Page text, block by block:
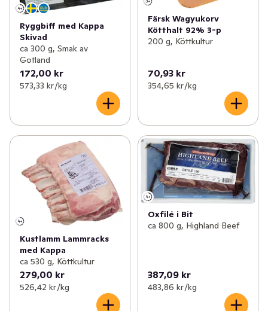
Ryggbiff med Kappa
Skivad
ca 300 g, Smak av
Gotland
172,00 kr
573,33 kr /kg
Färsk Wagyukorv
Kötthalt 92% 3-p
200 g, Köttkultur
70,93 kr
354,65 kr /kg
Kustlamm Lammracks
med Kappa
ca 530 g, Köttkultur
279,00 kr
526,42 kr /kg
Oxfilé i Bit
ca 800 g, Highland Beef
387,09 kr
483,86 kr /kg